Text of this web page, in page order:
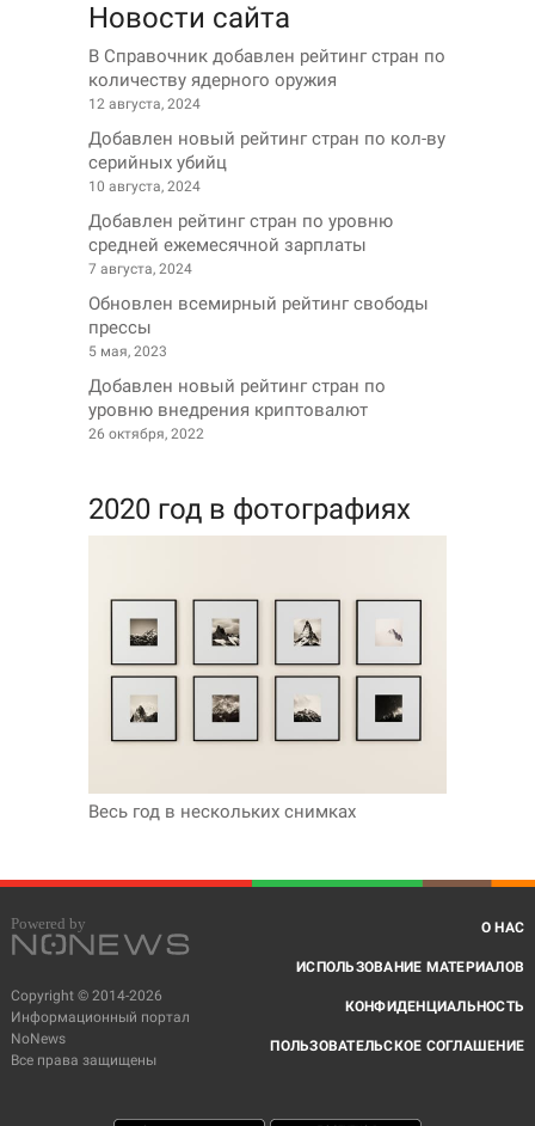
Новости сайта
В Справочник добавлен рейтинг стран по
количеству ядерного оружия
12 августа, 2024
Добавлен новый рейтинг стран по кол-ву
серийных убийц
10 августа, 2024
Добавлен рейтинг стран по уровню
средней ежемесячной зарплаты
7 августа, 2024
Обновлен всемирный рейтинг свободы
прессы
5 мая, 2023
Добавлен новый рейтинг стран по
уровню внедрения криптовалют
26 октября, 2022
2020 год в фотографиях
Весь год в нескольких снимках
Copyright © 2014-2026
Информационный портал
NoNews
Все права защищены
О НАС
ИСПОЛЬЗОВАНИЕ МАТЕРИАЛОВ
КОНФИДЕНЦИАЛЬНОСТЬ
ПОЛЬЗОВАТЕЛЬСКОЕ СОГЛАШЕНИЕ